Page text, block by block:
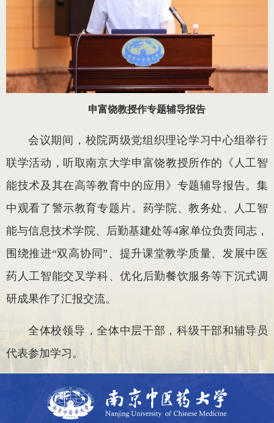
申富饶教授作专题辅导报告
会议期间，校院两级党组织理论学习中心组举行
联学活动，听取南京大学申富饶教授所作的《人工智
能技术及其在高等教育中的应用》专题辅导报告。集
中观看了警示教育专题片。药学院、教务处、人工智
能与信息技术学院、后勤基建处等4家单位负责同志，
围绕推进“双高协同”、提升课堂教学质量、发展中医
药人工智能交叉学科、优化后勤餐饮服务等下沉式调
研成果作了汇报交流。
全体校领导，全体中层干部，科级干部和辅导员
代表参加学习。